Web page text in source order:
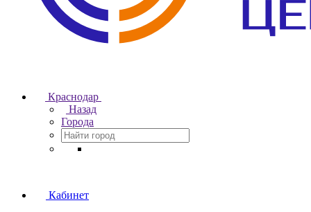
Краснодар
Назад
Города
Кабинет